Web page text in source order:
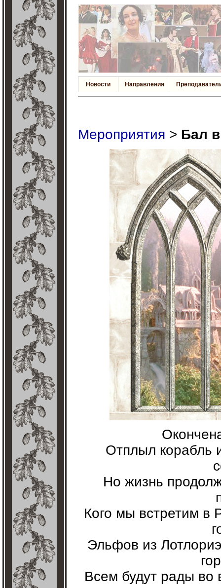
Новости Направления
Мероприятия > Бал
Отплыл корабль
Но жизнь
Кого мы встретим в
Эльфов из
Всем будут рады во